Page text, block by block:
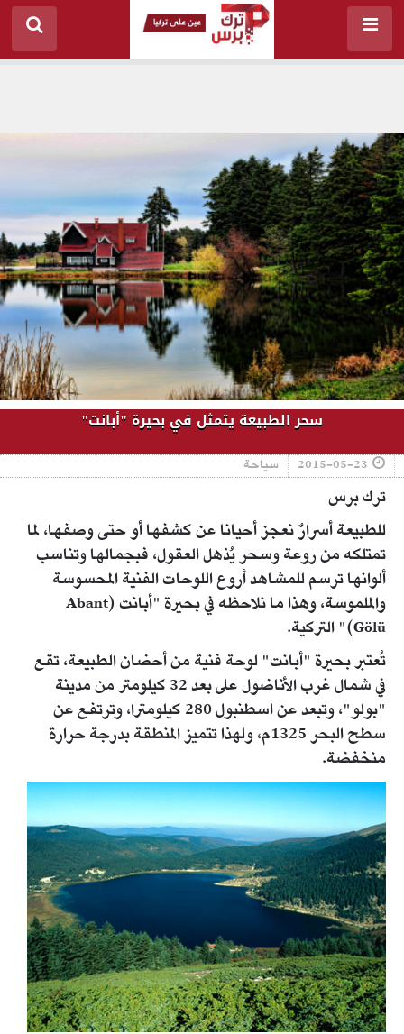
سحر الطبيعة يتمثل في بحيرة "أبانت"
2015-05-23 سياحة
ترك برس
للطبيعة أسرارٌ نعجز أحيانا عن كشفها أو حتى وصفها، لما
تمتلكه من روعة وسحر يُذهل العقول، فبجمالها وتناسب
ألوانها ترسم للمشاهد أروع اللوحات الفنية المحسوسة
والملموسة، وهذا ما نلاحظه في بحيرة "أبانت (Abant
Gölü)" التركية.
تُعتبر بحيرة "أبانت" لوحة فنية من أحضان الطبيعة، تقع
في شمال غرب الأناضول على بعد 32 كيلومتر من مدينة
"بولو"، وتبعد عن اسطنبول 280 كيلومترا، وترتفع عن
سطح البحر 1325م، ولهذا تتميز المنطقة بدرجة حرارة
منخفضة.